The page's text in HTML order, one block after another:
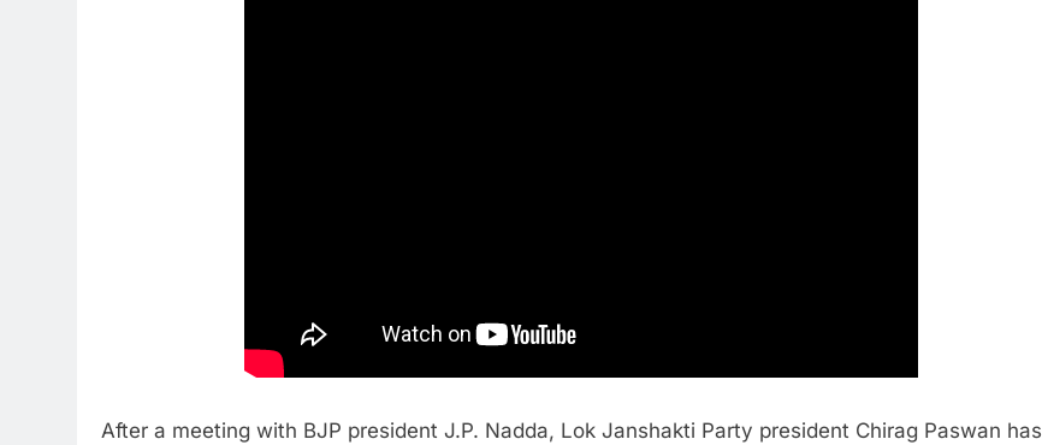
After a meeting with BJP president J.P. Nadda, Lok Janshakti Party president Chirag Paswan has